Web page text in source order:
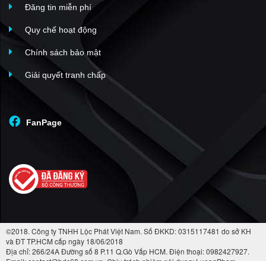
Đăng tin miễn phí
Quy chế hoạt động
Chính sách bảo mật
Giải quyết tranh chấp
FanPage
©2018. Công ty TNHH Lộc Phát Việt Nam. Số ĐKKD: 0315117481 do sở KH
và ĐT TP.HCM cấp ngày 18/06/2018
Địa chỉ: 266/24A Đường số 8 P.11 Q.Gò Vấp HCM. Điện thoại: 0982427927.